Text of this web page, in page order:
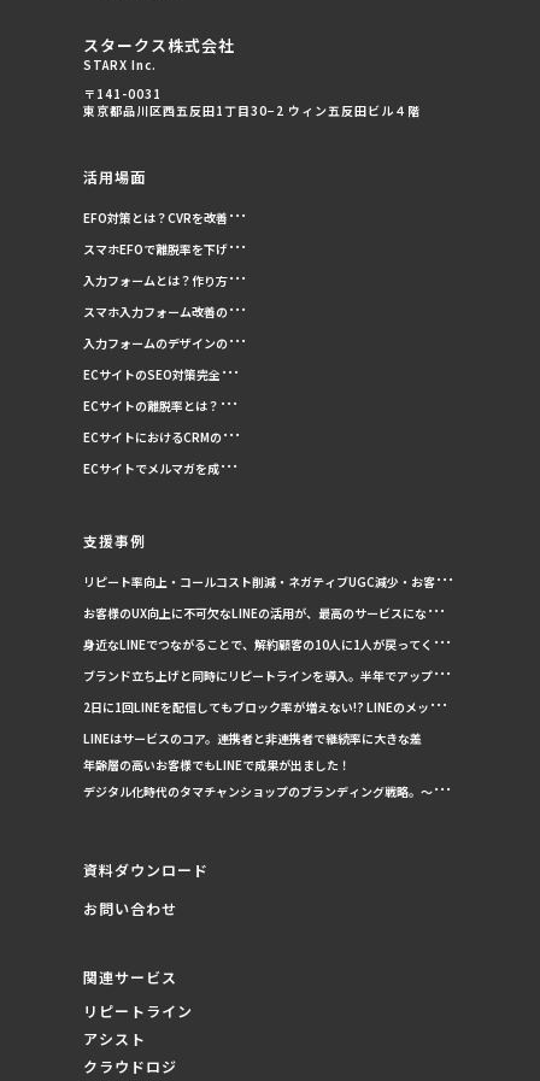
スタークス株式会社
STARX Inc.
〒141-0031
東京都品川区西五反田1丁目30−2 ウィン五反田ビル４階
活用場面
EFO対策とは？CVRを改善・
最大化する具体的な施策15選
スマホEFOで離脱率を下げる
方法。施策10選と離脱ユーザ
入力フォームとは？作り方か
ら運用・改善のポイントまで
スマホ入力フォーム改善の15
のチェックリスト。離脱率対
入力フォームのデザインの正
解。完了率を上げる14のコツ
ECサイトのSEO対策完全ガイ
ド！成果につながる23の重要
ECサイトの離脱率とは？計算
方法から原因・対策例まで徹
ECサイトにおけるCRMの必要
性とメリット。導入時の注意
ECサイトでメルマガを成功さ
支援事例
リピート率向上・コールコスト削減・ネガティブUGC減少・お客様
の悩みを可視化。導入後、これらを全て実現！
お客様のUX向上に不可欠なLINEの活用が、最高のサービスになり、
信頼関係構築や私たちの誇りに！
身近なLINEでつながることで、解約顧客の10人に1人が戻ってくるよ
うになった！
ブランド立ち上げと同時にリピートラインを導入。半年でアップセル
の50％はLINE経由に！
2日に1回LINEを配信してもブロック率が増えない!? LINEのメッセー
ジ配信の秘密と驚くべき成果
LINEはサービスのコア。連携者と非連携者で継続率に大きな差
年齢層の高いお客様でもLINEで成果が出ました！
デジタル化時代のタマチャンショップのブランディング戦略。〜LIN
資料ダウンロード
お問い合わせ
関連サービス
リピートライン
アシスト
クラウドロジ